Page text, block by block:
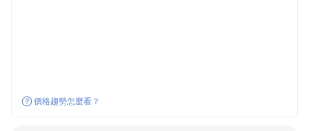
價格趨勢怎麼看？